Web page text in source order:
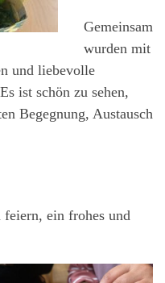
Gemeinsam
wurden mit
und liebevolle
ist schön zu sehen,
Begegnung, Austausch
ein frohes und